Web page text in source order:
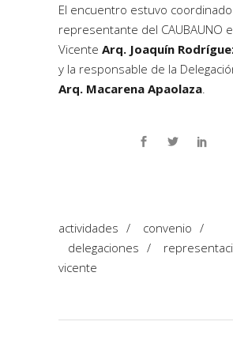
El encuentro estuvo
representante del CAUBAUNO
Vicente Arq. Joaquín
y la responsable de la
Arq. Macarena Apaolaza
actividades / convenio /
delegaciones /
vicente